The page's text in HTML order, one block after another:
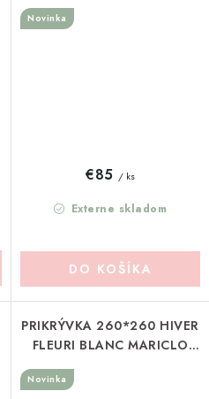
Novinka
Externe skladom
€85 / ks
DO KOŠÍKA
PRIKRÝVKA 260*260 HIVER
FLEURI BLANC MARICLO
Novinka